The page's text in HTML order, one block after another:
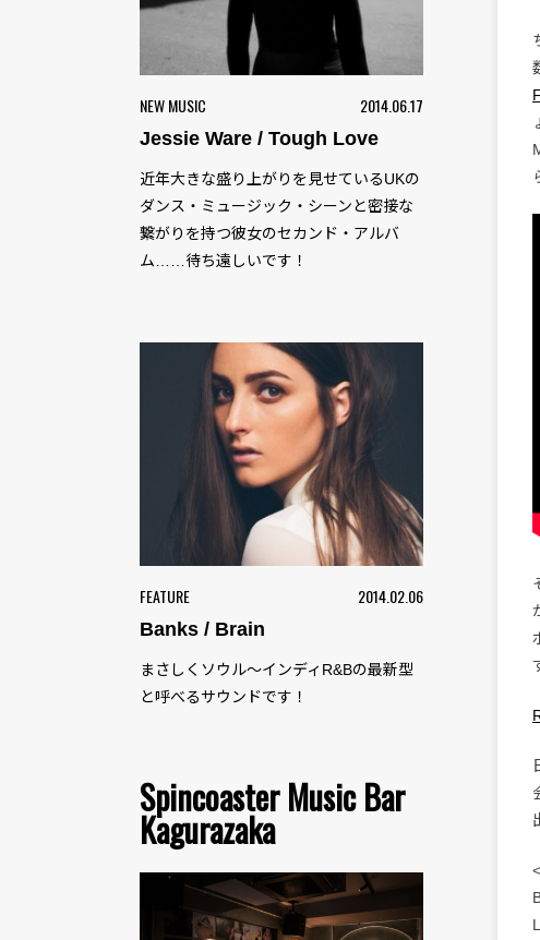
NEW MUSIC 2014.06.17
Jessie Ware / Tough Love
近年大きな盛り上がりを見せているUKの
ダンス・ミュージック・シーンと密接な
繋がりを持つ彼女のセカンド・アルバ
ム……待ち遠しいです！
FEATURE 2014.02.06
Banks / Brain
まさしくソウル〜インディR&Bの最新型
と呼べるサウンドです！
Spincoaster Music Bar
Kagurazaka